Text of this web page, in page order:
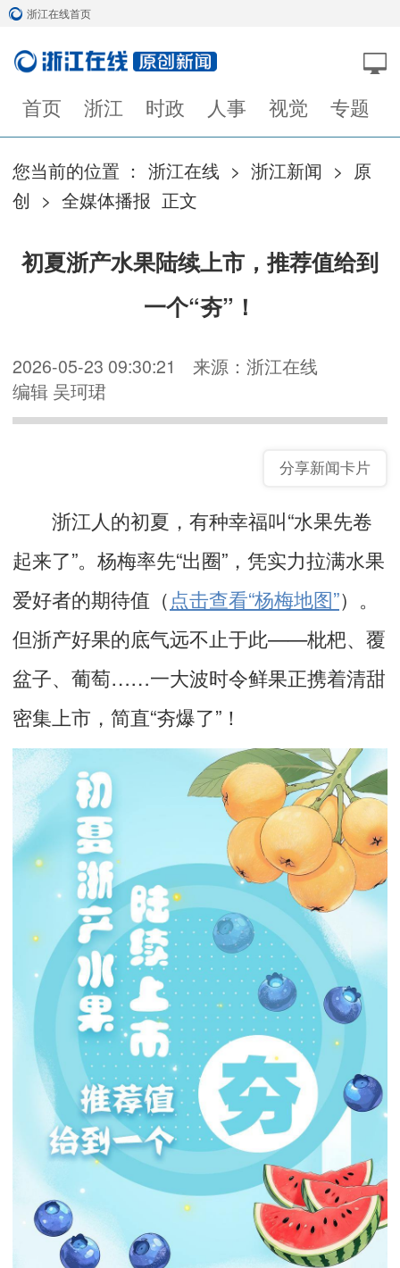
浙江在线首页
首页 浙江 时政 人事 视觉 专题
您当前的位置 ： 浙江在线 > 浙江新闻 > 原
创 > 全媒体播报 正文
初夏浙产水果陆续上市，推荐值给到
一个“夯”！
2026-05-23 09:30:21
来源：浙江在线
编辑 吴珂珺
分享新闻卡片
浙江人的初夏，有种幸福叫“水果先卷
起来了”。杨梅率先“出圈”，凭实力拉满水果
爱好者的期待值（点击查看“杨梅地图”）。
但浙产好果的底气远不止于此——枇杷、覆
盆子、葡萄……一大波时令鲜果正携着清甜
密集上市，简直“夯爆了”！